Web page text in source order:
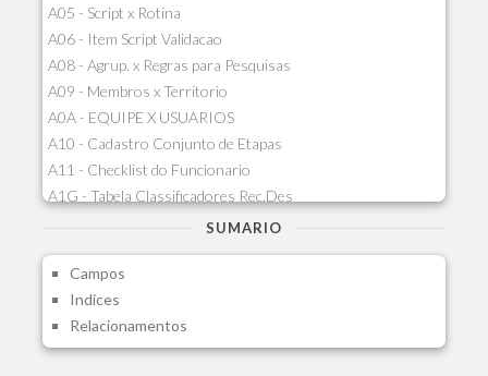
A05 - Script x Rotina
A06 - Item Script Validacao
A08 - Agrup. x Regras para Pesquisas
A09 - Membros x Territorio
A0A - EQUIPE X USUARIOS
A10 - Cadastro Conjunto de Etapas
A11 - Checklist do Funcionario
A1G - Tabela Classificadores Rec.Des
A1H - Itens Tabela Classif.Rec.Desp.
A1J - Itens Aglutinadores Visao
A1N - Tipos de Card
A1O - Cards Dashboard
A1P - Tipos de Charts
SUMARIO
Campos
Indices
Relacionamentos